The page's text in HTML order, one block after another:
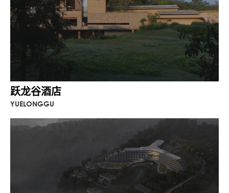
跃龙谷酒店
YUELONGGU